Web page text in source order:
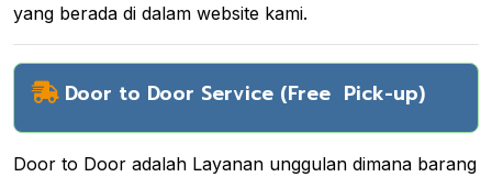
yang berada di dalam website kami.
Door to Door Service (Free Pick-up)
Door to Door adalah Layanan unggulan dimana barang